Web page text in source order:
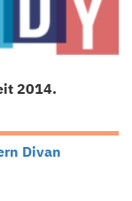
2014.
Divan